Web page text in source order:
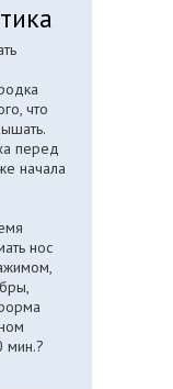
что
перед
начала
нос
мин.?